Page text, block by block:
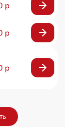
р
р
р